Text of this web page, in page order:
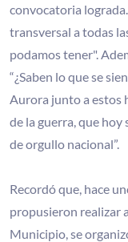
convocatoria
transversal a todas
podamos tener".
“¿Saben lo que se
Aurora junto a estos
de la guerra, que
de orgullo nacional”.
Recordó que, hace
propusieron realizar
Municipio, se